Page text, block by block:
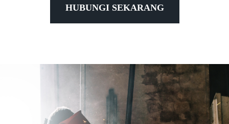
HUBUNGI SEKARANG